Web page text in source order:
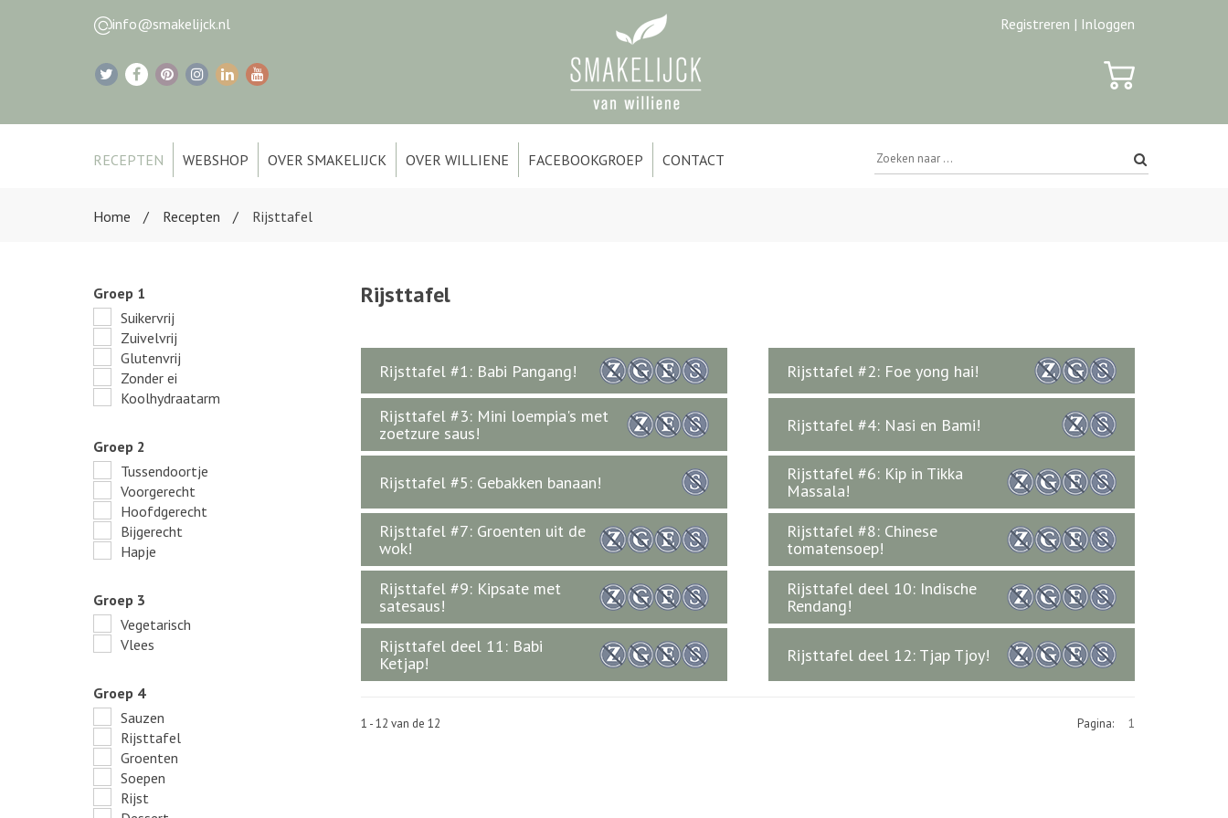
info@smakelijck.nl Registreren | Inloggen
RECEPTEN WEBSHOP OVER SMAKELIJCK OVER WILLIENE FACEBOOKGROEP CONTACT
Home Recepten Rijsttafel
Groep 1
Suikervrij
Zuivelvrij
Glutenvrij
Zonder ei
Koolhydraatarm
Groep 2
Tussendoortje
Voorgerecht
Hoofdgerecht
Bijgerecht
Hapje
Groep 3
Vegetarisch
Vlees
Groep 4
Sauzen
Rijsttafel
Groenten
Soepen
Rijst
Rijsttafel
Rijsttafel #1: Babi Pangang! Rijsttafel #2: Foe yong hai!
Rijsttafel #3: Mini loempia's met
zoetzure saus!
Rijsttafel #4: Nasi en Bami!
Rijsttafel #5: Gebakken banaan!
Rijsttafel #6: Kip in Tikka
Massala!
Rijsttafel #7: Groenten uit de
wok!
Rijsttafel #8: Chinese
tomatensoep!
Rijsttafel #9: Kipsate met
satesaus!
Rijsttafel deel 10: Indische
Rendang!
Rijsttafel deel 11: Babi
Ketjap!
Rijsttafel deel 12: Tjap Tjoy!
1 - 12 van de 12 Pagina: 1